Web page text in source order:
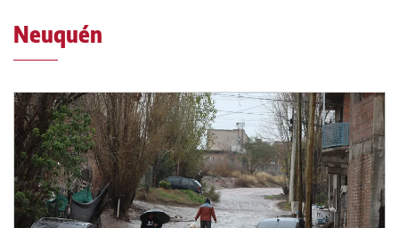
Neuquén